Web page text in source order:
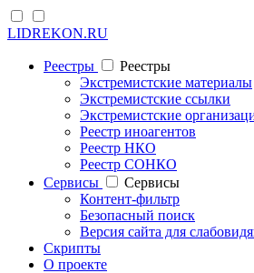
LIDREKON.RU
Реестры
Реестры
Экстремистские материалы
Экстремистские ссылки
Экстремистские
Реестр иноагентов
Реестр НКО
Реестр СОНКО
Cервисы
Cервисы
Контент-фильтр
Безопасный поиск
Версия сайта для
Скрипты
О проекте